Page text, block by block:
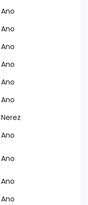
Ano
Ano
Ano
Ano
Ano
Ano
Nerez
Ano
Ano
Ano
Ano